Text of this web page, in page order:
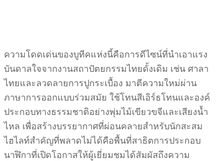
ความโดดเด่นของบูทีคแห่งนี้คือการดีไซน์ที่นำเอาแรง
บันดาลใจจากงานสถาปัตยกรรมไทยดั้งเดิม เช่น ศาลา
ไทยและลวดลายการปูกระเบื้อง มาตีความใหม่ผ่าน
ภาษาการออกแบบร่วมสมัย ใช้โทนสีเอิร์ธโทนและองค์
ประกอบทางธรรมชาติอย่างพุ่มไม้เขียวขจีและเสียงน้ำ
ไหล เพื่อสร้างบรรยากาศที่ผ่อนคลายสำหรับนักสะสม
ไฮไลท์สำคัญที่พลาดไม่ได้คือพื้นที่สาธิตการประกอบ
นาฬิกาที่เปิดโอกาสให้ผู้เยี่ยมชมได้สัมผัสถึงความ